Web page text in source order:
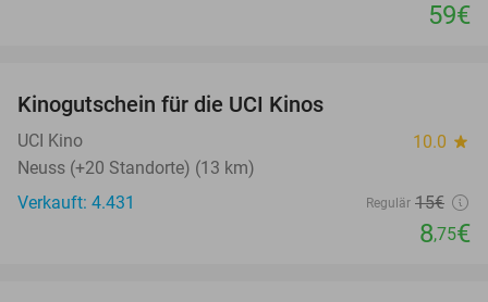
59€
Kinogutschein für die UCI Kinos
UCI Kino 10.0 star
Neuss (+20 Standorte) (13 km)
Verkauft: 4.431
Regulär 15€
8,75€